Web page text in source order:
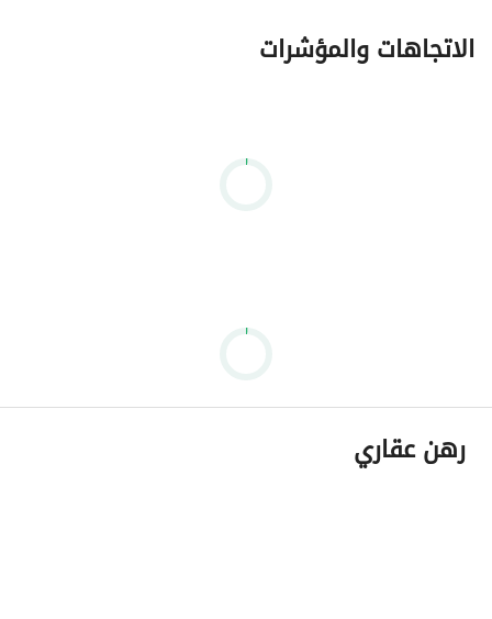
الاتجاهات والمؤشرات
رهن عقاري